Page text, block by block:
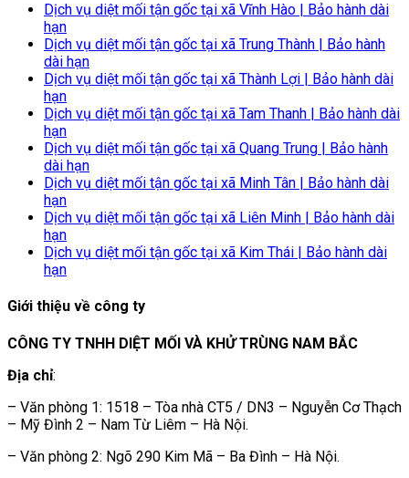
Dịch vụ diệt mối tận gốc tại xã Vĩnh Hào | Bảo hành dài
hạn
Dịch vụ diệt mối tận gốc tại xã Trung Thành | Bảo hành
dài hạn
Dịch vụ diệt mối tận gốc tại xã Thành Lợi | Bảo hành dài
hạn
Dịch vụ diệt mối tận gốc tại xã Tam Thanh | Bảo hành dài
hạn
Dịch vụ diệt mối tận gốc tại xã Quang Trung | Bảo hành
dài hạn
Dịch vụ diệt mối tận gốc tại xã Minh Tân | Bảo hành dài
hạn
Dịch vụ diệt mối tận gốc tại xã Liên Minh | Bảo hành dài
hạn
Dịch vụ diệt mối tận gốc tại xã Kim Thái | Bảo hành dài
hạn
Giới thiệu về công ty
CÔNG TY TNHH DIỆT MỐI VÀ KHỬ TRÙNG NAM BẮC
Địa chỉ:
– Văn phòng 1: 1518 – Tòa nhà CT5 / DN3 – Nguyễn Cơ Thạch
– Mỹ Đình 2 – Nam Từ Liêm – Hà Nội.
– Văn phòng 2: Ngõ 290 Kim Mã – Ba Đình – Hà Nội.